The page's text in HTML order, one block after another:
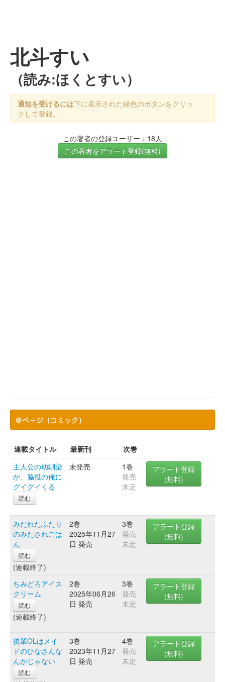
北斗すい
（読み:ほくとすい）
通知を受けるには下に表示された緑色のボタンをクリッ
クして登録。
この著者の登録ユーザー：18人
この著者をアラート登録(無料)
＠ペ～ジ（コミック）
連載タイトル 最新刊
次巻
主人公の幼馴染
が、脇役の俺に
グイグイくる
読む
未発売
1巻
発売
未定
アラート登録
(無料)
みだれたふたり
のみたされごは
ん
読む
(連載終了)
2巻
2025年11月27
日 発売
3巻
発売
未定
アラート登録
(無料)
ちみどろアイス
クリーム
読む
(連載終了)
2巻
2025年06月26
日 発売
3巻
発売
未定
アラート登録
(無料)
後輩OLはメイ
ドのひなさんな
んかじゃない
読む
3巻
2023年11月27
日 発売
4巻
発売
未定
アラート登録
(無料)